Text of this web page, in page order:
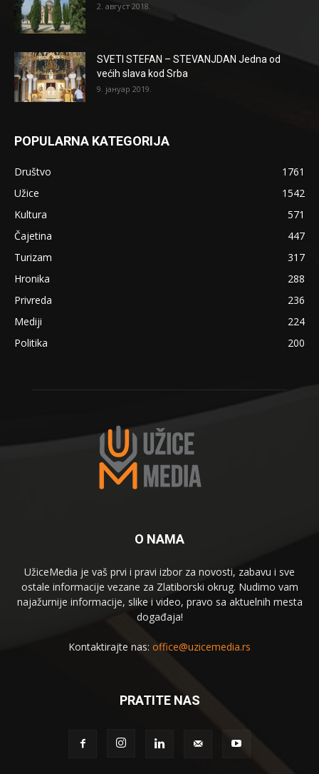
2. август 2018.
SVETI STEFAN – STEVANJDAN Jedna od
većih slava kod Srba
9. јануар 2019.
POPULARNA KATEGORIJA
Društvo
1761
Užice
1542
Kultura
571
Čajetina
447
Turizam
317
Hronika
288
Privreda
236
Mediji
224
Politika
200
O NAMA
UžiceMedia je vaš prvi i pravi izbor za novosti, zabavu i sve
ostale informacije vezane za Zlatiborski okrug. Nudimo vam
najažurnije informacije, slike i video, pravo sa aktuelnih mesta
događaja!
Kontaktirajte nas: office@uzicemedia.rs
PRATITE NAS